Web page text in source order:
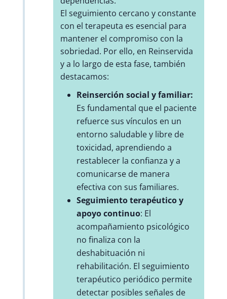
El seguimiento cercano y constante
con el terapeuta es esencial para
mantener el compromiso con la
sobriedad. Por ello, en Reinservida
y a lo largo de esta fase, también
destacamos:
Reinserción social y familiar:
Es fundamental que el paciente
refuerce sus vínculos en un
entorno saludable y libre de
toxicidad, aprendiendo a
restablecer la confianza y a
comunicarse de manera
efectiva con sus familiares.
Seguimiento terapéutico y
apoyo continuo: El
acompañamiento psicológico
no finaliza con la
deshabituación ni
rehabilitación. El seguimiento
terapéutico periódico permite
detectar posibles señales de